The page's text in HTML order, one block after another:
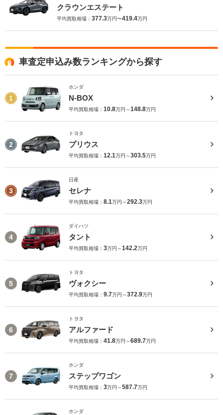
クラウンエステート
平均買取相場： 377.3万円〜419.4万円
車査定申込み数ランキングから探す
1
ホンダ
N-BOX
平均買取相場： 10.8万円～148.8万円
2
トヨタ
プリウス
平均買取相場： 12.1万円～303.5万円
3
日産
セレナ
平均買取相場： 8.1万円～292.3万円
4
ダイハツ
タント
平均買取相場： 3万円～142.2万円
5
トヨタ
ヴォクシー
平均買取相場： 9.7万円～372.9万円
6
トヨタ
アルファード
平均買取相場： 41.8万円～689.7万円
7
ホンダ
ステップワゴン
平均買取相場： 3万円～587.7万円
ホンダ